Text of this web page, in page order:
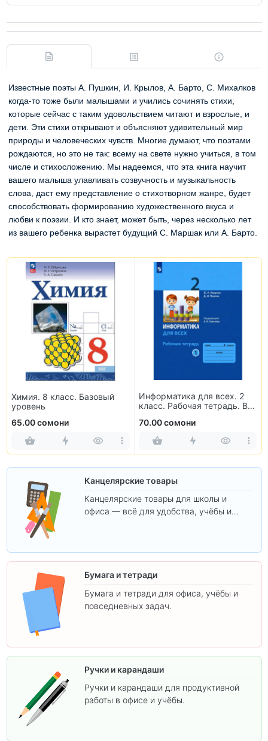
Известные поэты А. Пушкин, И. Крылов, А. Барто, С. Михалков
когда-то тоже были малышами и учились сочинять стихи,
которые сейчас с таким удовольствием читают и взрослые, и
дети. Эти стихи открывают и объясняют удивительный мир
природы и человеческих чувств. Многие думают, что поэтами
рождаются, но это не так: всему на свете нужно учиться, в том
числе и стихосложению. Мы надеемся, что эта книга научит
вашего малыша улавливать созвучность и музыкальность
слова, даст ему представление о стихотворном жанре, будет
способствовать формированию художественного вкуса и
любви к поэзии. И кто знает, может быть, через несколько лет
из вашего ребенка вырастет будущий С. Маршак или А. Барто.
Химия. 8 класс. Базовый
уровень
65.00 сомони
Информатика для всех. 2
класс. Рабочая тетрадь. В
70.00 сомони
Канцелярские товары
Канцелярские товары для школы и
офиса — всё для удобства, учёбы и
Бумага и тетради
Бумага и тетради для офиса, учёбы и
повседневных задач.
Ручки и карандаши
Ручки и карандаши для продуктивной
работы в офисе и учёбы.